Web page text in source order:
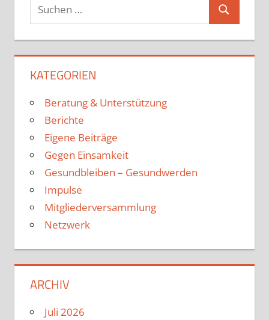
KATEGORIEN
Beratung & Unterstützung
Berichte
Eigene Beiträge
Gegen Einsamkeit
Gesundbleiben – Gesundwerden
Impulse
Mitgliederversammlung
Netzwerk
ARCHIV
Juli 2026